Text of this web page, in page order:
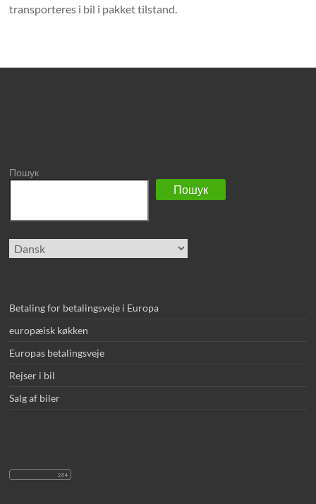
transporteres i bil i pakket tilstand.
Пошук
Пошук
Vælg
sprog
Betaling for betalingsveje i Europa
europæisk køkken
Europas betalingsveje
Rejser i bil
Salg af biler